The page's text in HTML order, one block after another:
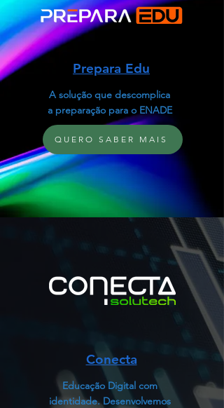
Prepara Edu
A solução que descomplica
a preparação para o ENADE
QUERO SABER MAIS
Conecta
Educação Digital com
identidade. Desenvolvemos